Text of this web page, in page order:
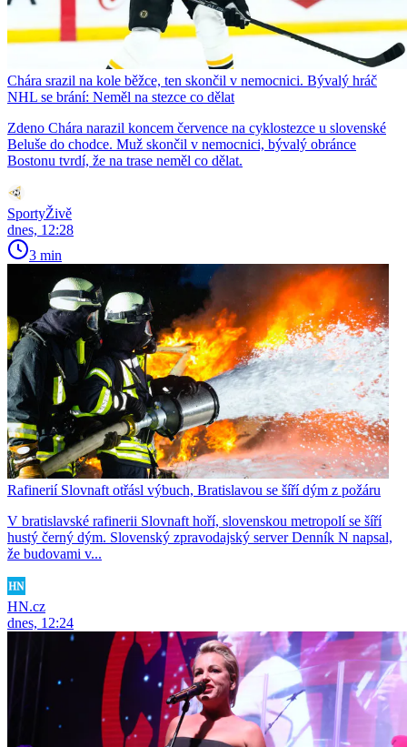
Chára srazil na kole běžce, ten skončil v nemocnici. Bývalý hráč
NHL se brání: Neměl na stezce co dělat
Zdeno Chára narazil koncem července na cyklostezce u slovenské
Beluše do chodce. Muž skončil v nemocnici, bývalý obránce
Bostonu tvrdí, že na trase neměl co dělat.
SportyŽivě
dnes, 12:28
3 min
Rafinerií Slovnaft otřásl výbuch, Bratislavou se šíří dým z požáru
V bratislavské rafinerii Slovnaft hoří, slovenskou metropolí se šíří
hustý černý dým. Slovenský zpravodajský server Denník N napsal,
že budovami v...
HN.cz
dnes, 12:24